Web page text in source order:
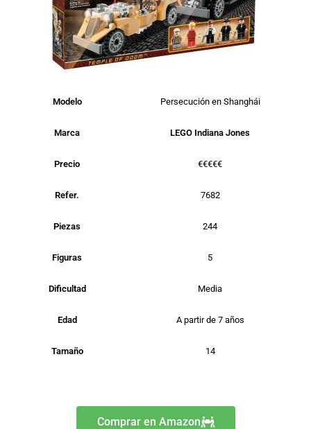
Modelo Persecución en Shanghái
Marca LEGO Indiana Jones
Precio €€€€€
Refer. 7682
Piezas 244
Figuras 5
Dificultad Media
Edad A partir de 7 años
Tamaño 14
Comprar en Amazon